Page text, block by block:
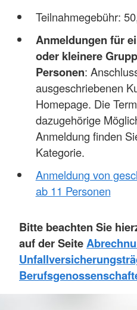
Teilnahmegebühr:
Anmeldungen für
oder kleinere
Personen:
ausgeschriebenen
Homepage. Die
dazugehörige
Anmeldung finden
Kategorie.
Anmeldung von
ab 11 Personen
Bitte beachten Sie
auf der Seite